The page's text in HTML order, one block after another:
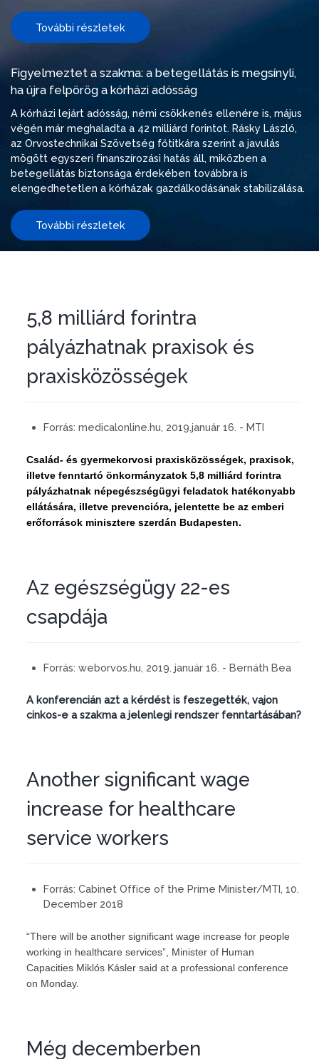
További részletek
Figyelmeztet a szakma: a betegellátás is megsínyli,
ha újra felpörög a kórházi adósság
A kórházi lejárt adósság, némi csökkenés ellenére is, május
végén már meghaladta a 42 milliárd forintot. Rásky László,
az Orvostechnikai Szövetség főtitkára szerint a javulás
mögött egyszeri finanszírozási hatás áll, miközben a
betegellátás biztonsága érdekében továbbra is
elengedhetetlen a kórházak gazdálkodásának stabilizálása.
További részletek
5,8 milliárd forintra
pályázhatnak praxisok és
praxisközösségek
Forrás: medicalonline.hu, 2019.január 16. - MTI
Család- és gyermekorvosi praxisközösségek, praxisok,
illetve fenntartó önkormányzatok 5,8 milliárd forintra
pályázhatnak népegészségügyi feladatok hatékonyabb
ellátására, illetve prevencióra, jelentette be az emberi
erőforrások minisztere szerdán Budapesten.
Az egészségügy 22-es
csapdája
Forrás: weborvos.hu, 2019. január 16. - Bernáth Bea
A konferencián azt a kérdést is feszegették, vajon
cinkos-e a szakma a jelenlegi rendszer fenntartásában?
Another significant wage
increase for healthcare
service workers
Forrás: Cabinet Office of the Prime Minister/MTI, 10.
December 2018
“There will be another significant wage increase for people
working in healthcare services”, Minister of Human
Capacities Miklós Kásler said at a professional conference
on Monday.
Még decemberben